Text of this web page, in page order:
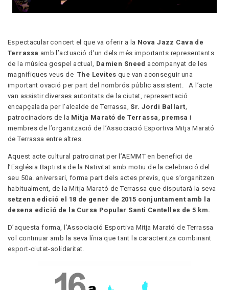
Espectacular concert el que va oferir a la Nova Jazz Cava de
Terrassa amb l’actuació d’un dels més importants representants
de la música gospel actual, Damien Sneed acompanyat de les
magnifiques veus de The Levites que van aconseguir una
important ovació per part del nombrós públic assistent. A l’acte
van assistir diverses autoritats de la ciutat, representació
encapçalada per l’alcalde de Terrassa, Sr. Jordi Ballart,
patrocinadors de la Mitja Marató de Terrassa, premsa i
membres de l’organització de l’Associació Esportiva Mitja Marató
de Terrassa entre altres.
Aquest acte cultural patrocinat per l’AEMMT en benefici de
l’Església Baptista de la Nativitat amb motiu de la celebració del
seu 50a. aniversari, forma part dels actes previs, que s’organitzen
habitualment, de la Mitja Marató de Terrassa que disputarà la seva
setzena edició el 18 de gener de 2015 conjuntament amb la
desena edició de la Cursa Popular Santi Centelles de 5 km.
D’aquesta forma, l’Associació Esportiva Mitja Marató de Terrassa
vol continuar amb la seva línia que tant la caracteritza combinant
esport-ciutat-solidaritat.